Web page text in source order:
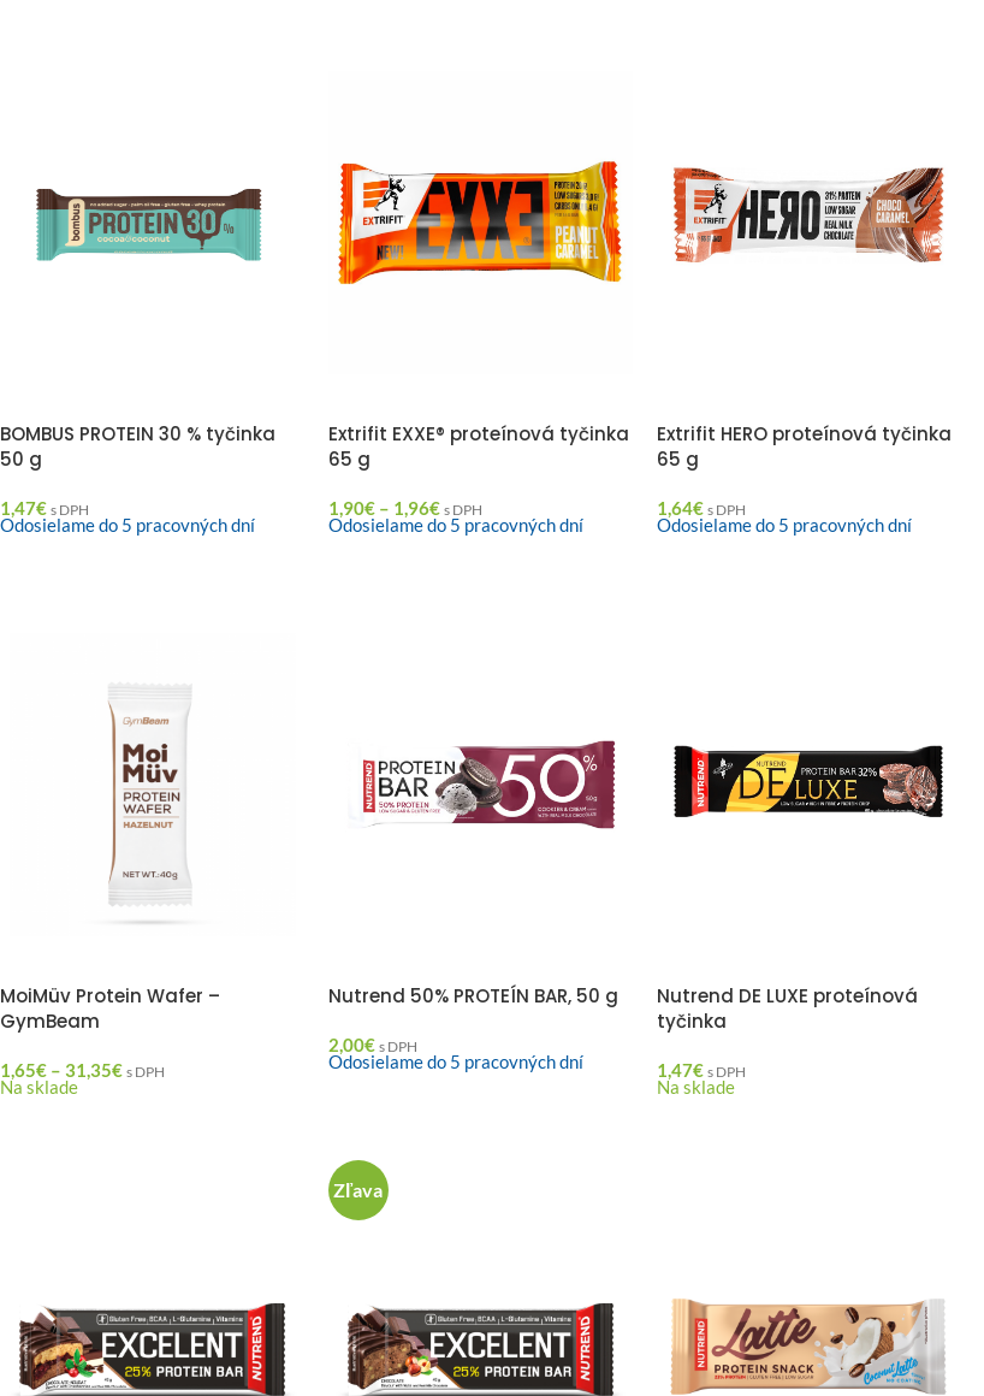
BOMBUS PROTEIN 30 % tyčinka
50 g
1,47€ s DPH
Odosielame do 5 pracovných dní
Extrifit EXXE® proteínová tyčinka
65 g
1,90€ – 1,96€ s DPH
Odosielame do 5 pracovných dní
Extrifit HERO proteínová tyčinka
65 g
1,64€ s DPH
Odosielame do 5 pracovných dní
MoiMüv Protein Wafer –
GymBeam
1,65€ – 31,35€ s DPH
Na sklade
Nutrend 50% PROTEÍN BAR, 50 g
2,00€ s DPH
Odosielame do 5 pracovných dní
Nutrend DE LUXE proteínová
tyčinka
1,47€ s DPH
Na sklade
Zľava